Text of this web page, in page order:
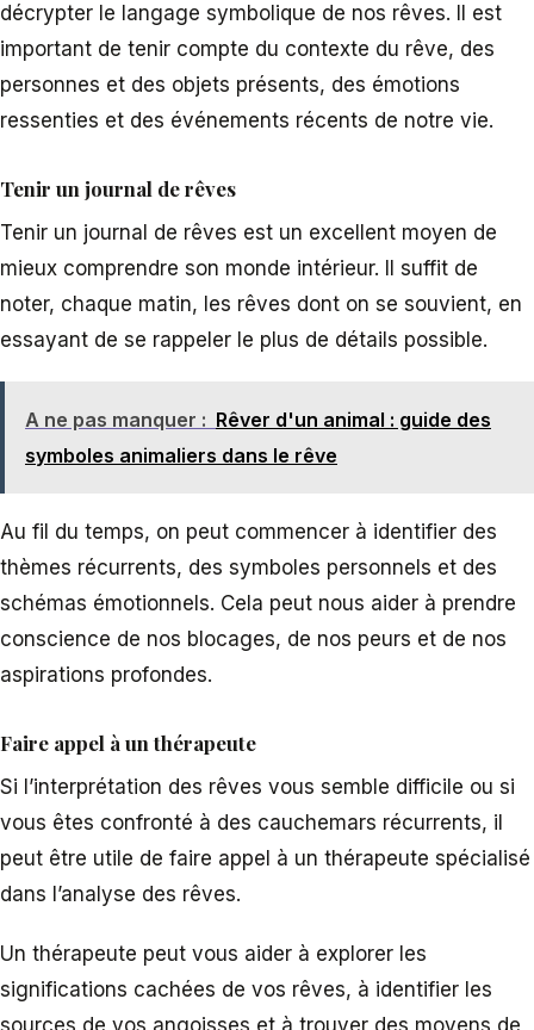
décrypter le langage symbolique de nos rêves. Il est
important de tenir compte du contexte du rêve, des
personnes et des objets présents, des émotions
ressenties et des événements récents de notre vie.
Tenir un journal de rêves
Tenir un journal de rêves est un excellent moyen de
mieux comprendre son monde intérieur. Il suffit de
noter, chaque matin, les rêves dont on se souvient, en
essayant de se rappeler le plus de détails possible.
A ne pas manquer : Rêver d'un animal : guide des
symboles animaliers dans le rêve
Au fil du temps, on peut commencer à identifier des
thèmes récurrents, des symboles personnels et des
schémas émotionnels. Cela peut nous aider à prendre
conscience de nos blocages, de nos peurs et de nos
aspirations profondes.
Faire appel à un thérapeute
Si l’interprétation des rêves vous semble difficile ou si
vous êtes confronté à des cauchemars récurrents, il
peut être utile de faire appel à un thérapeute spécialisé
dans l’analyse des rêves.
Un thérapeute peut vous aider à explorer les
significations cachées de vos rêves, à identifier les
sources de vos angoisses et à trouver des moyens de